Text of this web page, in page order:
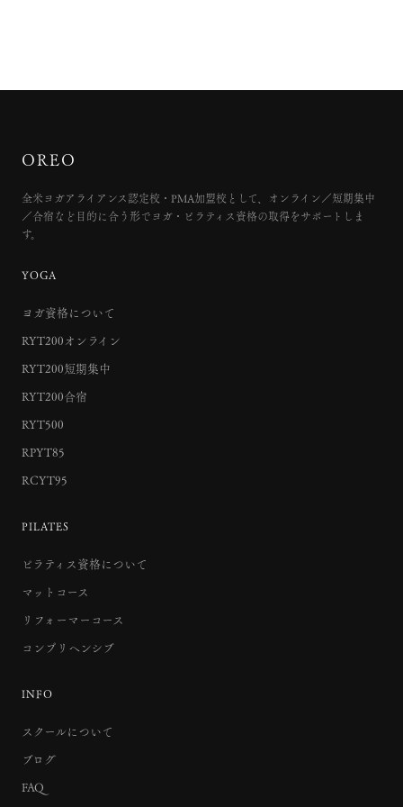
OREO
全米ヨガアライアンス認定校・PMA加盟校として、オンライン／短期集中
／合宿など目的に合う形でヨガ・ピラティス資格の取得をサポートしま
す。
YOGA
ヨガ資格について
RYT200オンライン
RYT200短期集中
RYT200合宿
RYT500
RPYT85
RCYT95
PILATES
ピラティス資格について
マットコース
リフォーマーコース
コンプリヘンシブ
INFO
スクールについて
ブログ
FAQ